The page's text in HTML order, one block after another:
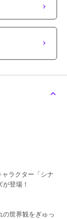
ラクター「シナ
登場！
世界観をぎゅっ